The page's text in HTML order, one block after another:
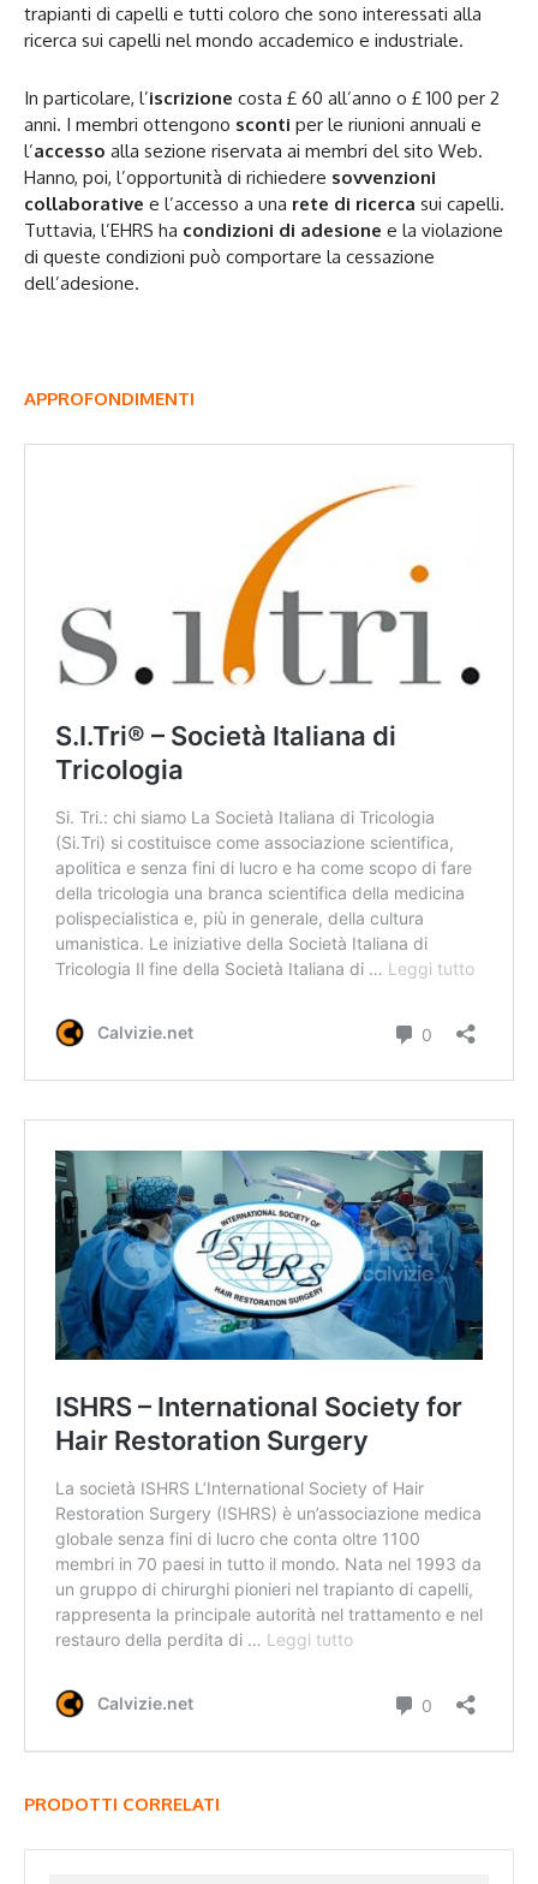
trapianti di capelli e tutti coloro che sono interessati alla
ricerca sui capelli nel mondo accademico e industriale.
In particolare, l’iscrizione costa £ 60 all’anno o £ 100 per 2
anni. I membri ottengono sconti per le riunioni annuali e
l’accesso alla sezione riservata ai membri del sito Web.
Hanno, poi, l’opportunità di richiedere sovvenzioni
collaborative e l’accesso a una rete di ricerca sui capelli.
Tuttavia, l’EHRS ha condizioni di adesione e la violazione
di queste condizioni può comportare la cessazione
dell’adesione.
APPROFONDIMENTI
PRODOTTI CORRELATI